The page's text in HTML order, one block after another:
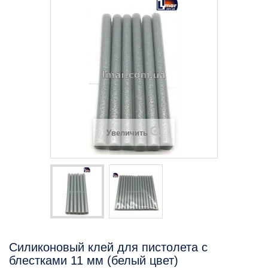
Увеличить
Силиконовый клей для пистолета с
блестками 11 мм (белый цвет)